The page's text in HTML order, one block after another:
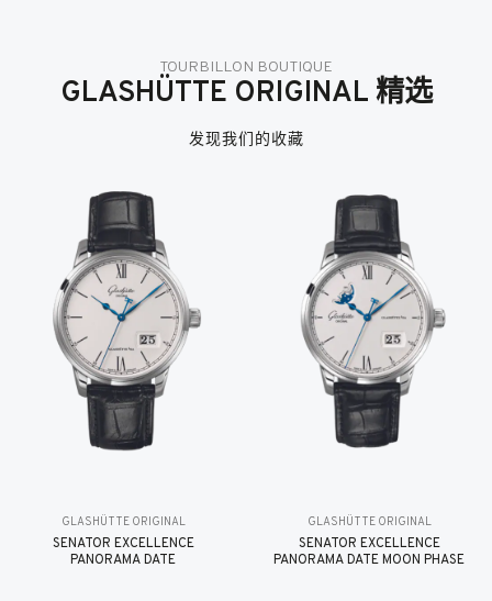
TOURBILLON BOUTIQUE
GLASHÜTTE ORIGINAL 精选
发现我们的收藏
GLASHÜTTE ORIGINAL
SENATOR EXCELLENCE
PANORAMA DATE
GLASHÜTTE ORIGINAL
SENATOR EXCELLENCE
PANORAMA DATE MOON PHASE